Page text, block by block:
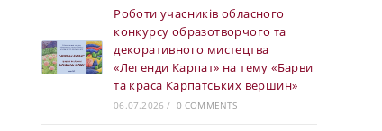
Роботи учасників обласного
конкурсу образотворчого та
декоративного мистецтва
«Легенди Карпат» на тему «Барви
та краса Карпатських вершин»
06.07.2026 / 0 COMMENTS